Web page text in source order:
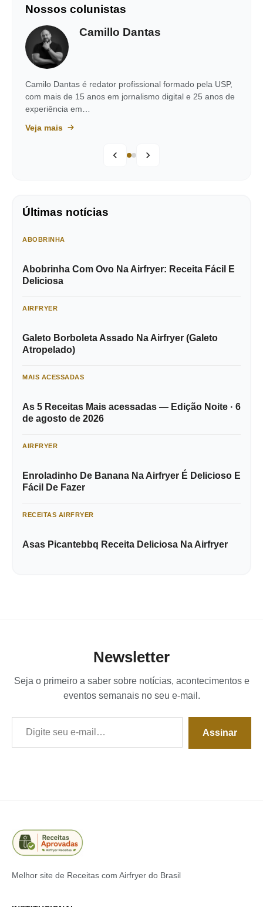
Nossos colunistas
Camillo Dantas
Camilo Dantas é redator profissional formado pela USP,
com mais de 15 anos em jornalismo digital e 25 anos de
experiência em…
Veja mais
Últimas notícias
ABOBRINHA
Abobrinha Com Ovo Na Airfryer: Receita Fácil E
Deliciosa
AIRFRYER
Galeto Borboleta Assado Na Airfryer (Galeto
Atropelado)
MAIS ACESSADAS
As 5 Receitas Mais acessadas — Edição Noite · 6
de agosto de 2026
AIRFRYER
Enroladinho De Banana Na Airfryer É Delicioso E
Fácil De Fazer
RECEITAS AIRFRYER
Asas Picantebbq Receita Deliciosa Na Airfryer
Newsletter
Seja o primeiro a saber sobre notícias, acontecimentos e
eventos semanais no seu e-mail.
Digite seu e-mail…
Assinar
Melhor site de Receitas com Airfryer do Brasil